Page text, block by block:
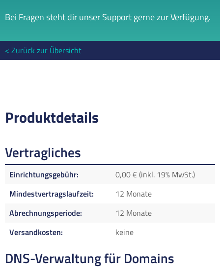
Bei Fragen steht dir unser Support gerne zur Verfügung.
Zurück zur Übersicht
Produktdetails
Vertragliches
Einrichtungsgebühr
0,00 € (inkl. 19% MwSt.)
Mindestvertragslaufzeit
12 Monate
Abrechnungsperiode
12 Monate
Versandkosten
keine
DNS-Verwaltung für Domains